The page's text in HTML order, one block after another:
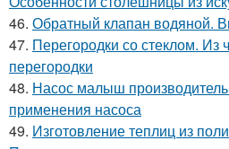
46. Обратный клапан водяной.
47. Перегородки со стеклом. Из
перегородки
48. Насос малыш
применения насоса
49. Изготовление теплиц из